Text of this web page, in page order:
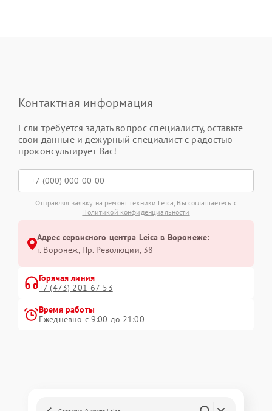
Контактная информация
Если требуется задать вопрос специалисту, оставьте
свои данные и дежурный специалист с радостью
проконсультирует Вас!
Отправляя заявку на ремонт техники Leica, Вы соглашаетесь с
Политикой конфиденциальности
Адрес сервисного центра Leica в Воронеже:
г. Воронеж, Пр. Революции, 38
Горячая линия
+7 (473) 201-67-53
Время работы
Ежедневно с 9:00 до 21:00